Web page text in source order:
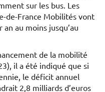
sur les bus. Les
de-France Mobilités vont
au moins jusqu’au
de la mobilité
il a été indiqué que si
le déficit annuel
2,8 milliards d’euros